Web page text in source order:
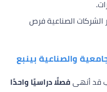
الشركات الصناعية فرص
والصناعية بينبع
قد أنهى فصلًا دراسيًا واحدًا